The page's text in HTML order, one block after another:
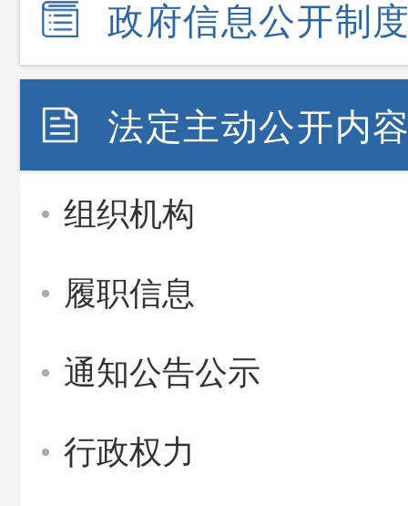
政府信息公开制
法定主动公开内
组织机构
履职信息
通知公告公示
行政权力